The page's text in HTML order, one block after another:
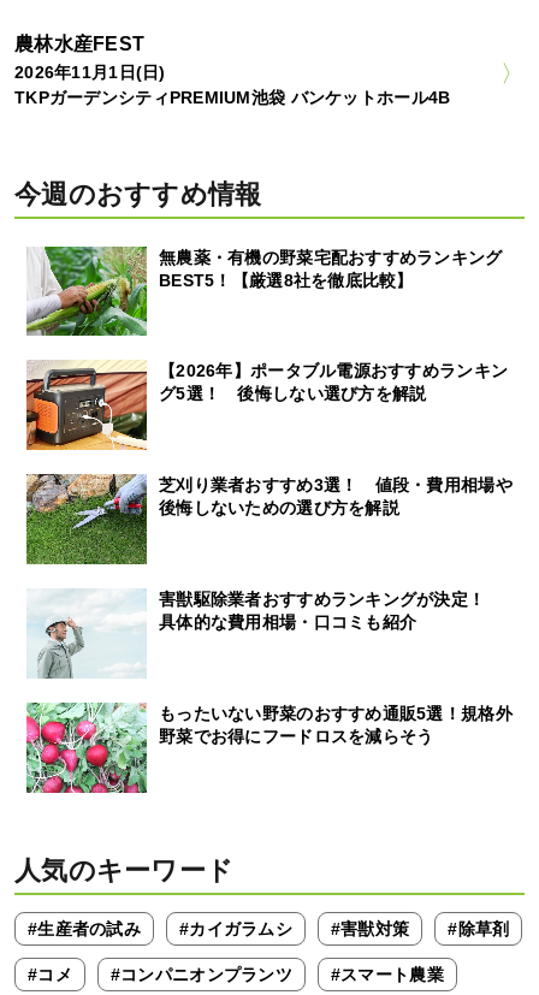
農林水産FEST
2026年11月1日(日)
TKPガーデンシティPREMIUM池袋 バンケットホール4B
今週のおすすめ情報
無農薬・有機の野菜宅配おすすめランキング
BEST5！【厳選8社を徹底比較】
【2026年】ポータブル電源おすすめランキン
グ5選！ 後悔しない選び方を解説
芝刈り業者おすすめ3選！ 値段・費用相場や
後悔しないための選び方を解説
害獣駆除業者おすすめランキングが決定！
具体的な費用相場・口コミも紹介
もったいない野菜のおすすめ通販5選！規格外
野菜でお得にフードロスを減らそう
人気のキーワード
#生産者の試み #カイガラムシ #害獣対策 #除草剤
#コメ #コンパニオンプランツ #スマート農業